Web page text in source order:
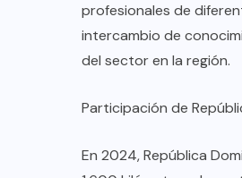
profesionales de
intercambio de
del sector en la región.
Participación de
En 2024, República